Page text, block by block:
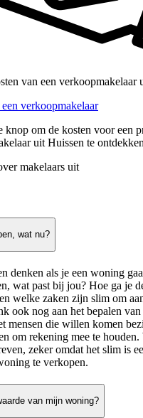
van een verkoopmakelaar
verkoopmakelaar
om de kosten voor een
uit Huissen te
makelaars uit
wat nu?
denken als je een woning
wat past bij jou? Hoe ga je
welke zaken zijn slim om
ook nog aan het bepalen
mensen die willen komen
om rekening mee te houden.
zeker omdat het slim is
te verkopen.
van mijn woning?